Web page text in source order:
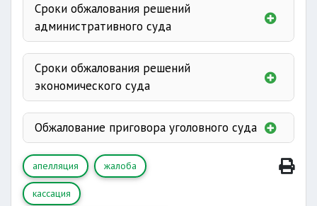
просьбу
перечень
месяцев
Сроки обжалования решений
административного суда
месяца
Сроки обжалования решений
экономического суда
1 месяца
Обжалование приговора уголовного суда
суток
апелляция жалоба
кассация